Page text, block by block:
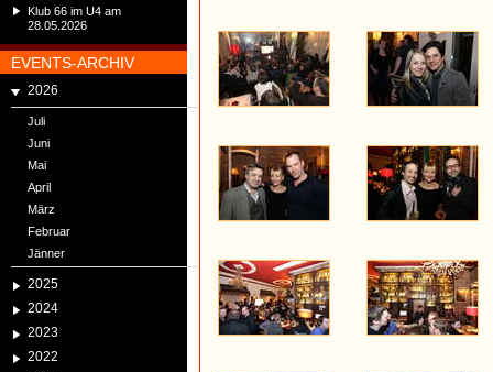
Klub 66 im U4 am
28.05.2026
EVENTS-ARCHIV
2026
Juli
Juni
Mai
April
März
Februar
Jänner
2025
2024
2023
2022